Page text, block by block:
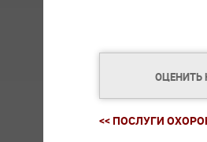
ОЦЕНИТЬ
<< ПОСЛУГИ